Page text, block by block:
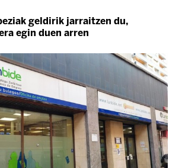
geldirik jarraitzen du,
egin duen arren